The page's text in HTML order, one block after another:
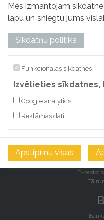
Reģ.
E-pasts:
Mēs izmantojam
lapu un sniegtu jums
Sīkdatņu politika
Funkcionālās sīkdatnes
Izvēlieties
Google analytics
Reklāmas dati
Apstiprinu visas